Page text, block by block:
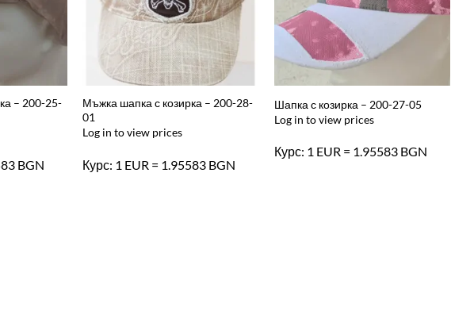
– 200-25-
BGN
Мъжка шапка с козирка – 200-28-
01
Log in to view prices
Курс: 1 EUR = 1.95583 BGN
Шапка с козирка – 200-27-05
Log in to view prices
Курс: 1 EUR = 1.95583 BGN